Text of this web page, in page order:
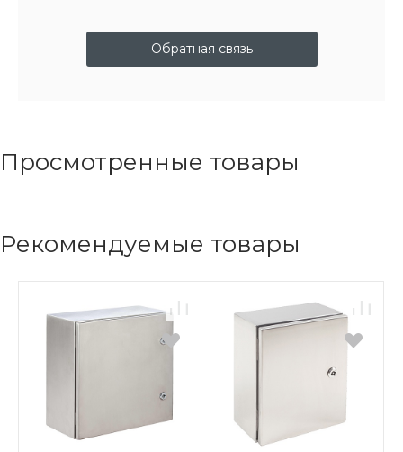
Обратная связь
Просмотренные товары
Рекомендуемые товары